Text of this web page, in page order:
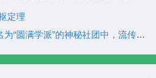
定理
学派”的神秘社团中，流传着一套关于“万物终局论”的独特哲学